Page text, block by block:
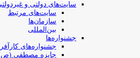
سایت‌های دولتی و
سایت‌های مرتبط
سازمان‌ها
بین‌المللی
جشنواره‌ها
جشنواره‌های
جایزه مصطفی